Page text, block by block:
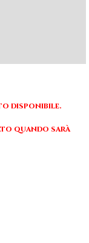
disponibile.
quando sarà